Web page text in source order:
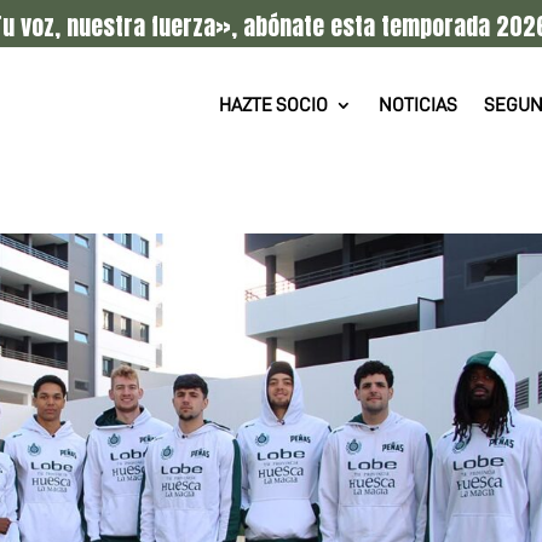
voz, nuestra fuerza», abónate esta temporada
HAZTE SOCIO NOTICIAS